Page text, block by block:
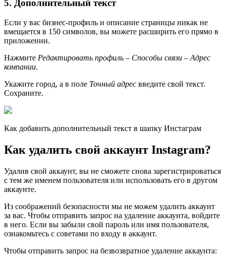
5. Дополнительный текст
Если у вас бизнес-профиль и описание страницы никак не
вмещается в 150 символов, вы можете расширить его прямо в
приложении.
Нажмите Редактировать профиль – Способы связи – Адрес
компании.
Укажите город, а в поле Точный адрес введите свой текст.
Сохраните.
Как добавить дополнительный текст в шапку Инстаграм
Как удалить свой аккаунт Instagram?
Удалив свой аккаунт, вы не сможете снова зарегистрироваться
с тем же именем пользователя или использовать его в другом
аккаунте.
Из соображений безопасности мы не можем удалить аккаунт
за вас. Чтобы отправить запрос на удаление аккаунта, войдите
в него. Если вы забыли свой пароль или имя пользователя,
ознакомьтесь с советами по входу в аккаунт.
Чтобы отправить запрос на безвозвратное удаление аккаунта: